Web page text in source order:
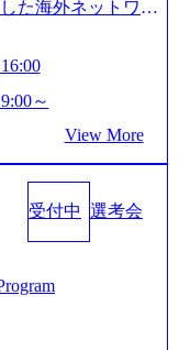
新卒注目ランキン
でも投資して長期
のコミュニケーシ
1日の労働時間平均
データ、エンジニ
2026年8月10
は、厳正なる審査
ご了承ください。
(会社説明会終了
します。 ※参加
検査をご受検いた
ル、そして適性や
模拡大で成功する理
ィングのトップ人
detail/45446) エン
って、何が変わっ
プラダ：ラグ
(https://www.acce
product-customizati
www.accenture.co
（ストラテ
：初のオンライン
media/so
進事例を実現 (http
た海外ネットワー
ィングファーム
ッセージに掲げ、
課題を解決し、未
の追求にも貢献 NE
はNECのグループ会
人事、アウトソー
つ約6,000名を超
製造、流通、エネ
場No.1を誇り、全
た、日本国内企業
～
View More
受付中 選考会